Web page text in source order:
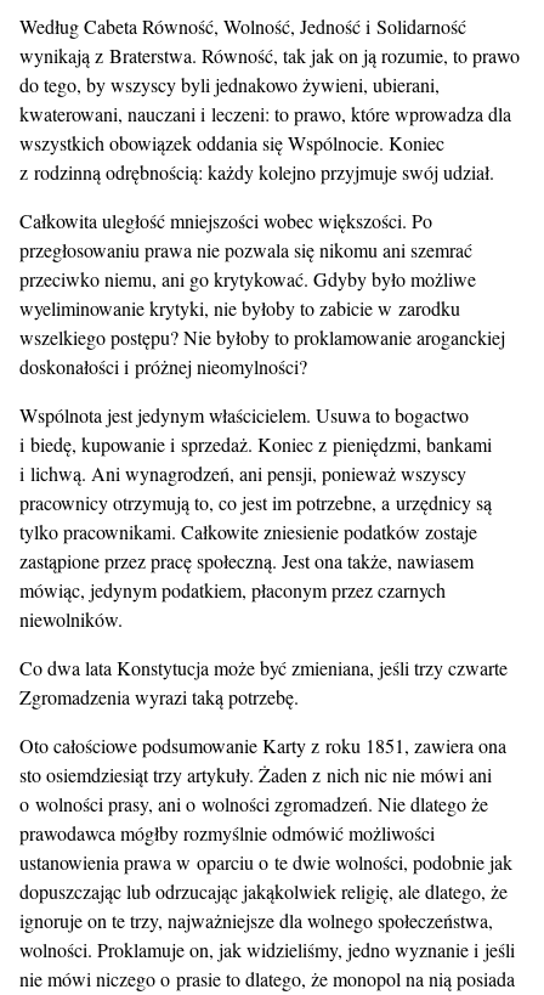
Według Cabeta Równość, Wolność, Jedność i Solidarność
wynikają z Braterstwa. Równość, tak jak on ją rozumie, to prawo
do tego, by wszyscy byli jednakowo żywieni, ubierani,
kwaterowani, nauczani i leczeni: to prawo, które wprowadza dla
wszystkich obowiązek oddania się Wspólnocie. Koniec
z rodzinną odrębnością: każdy kolejno przyjmuje swój udział.
Całkowita uległość mniejszości wobec większości. Po
przegłosowaniu prawa nie pozwala się nikomu ani szemrać
przeciwko niemu, ani go krytykować. Gdyby było możliwe
wyeliminowanie krytyki, nie byłoby to zabicie w zarodku
wszelkiego postępu? Nie byłoby to proklamowanie aroganckiej
doskonałości i próżnej nieomylności?
Wspólnota jest jedynym właścicielem. Usuwa to bogactwo
i biedę, kupowanie i sprzedaż. Koniec z pieniędzmi, bankami
i lichwą. Ani wynagrodzeń, ani pensji, ponieważ wszyscy
pracownicy otrzymują to, co jest im potrzebne, a urzędnicy są
tylko pracownikami. Całkowite zniesienie podatków zostaje
zastąpione przez pracę społeczną. Jest ona także, nawiasem
mówiąc, jedynym podatkiem, płaconym przez czarnych
niewolników.
Co dwa lata Konstytucja może być zmieniana, jeśli trzy czwarte
Zgromadzenia wyrazi taką potrzebę.
Oto całościowe podsumowanie Karty z roku 1851, zawiera ona
sto osiemdziesiąt trzy artykuły. Żaden z nich nic nie mówi ani
o wolności prasy, ani o wolności zgromadzeń. Nie dlatego że
prawodawca mógłby rozmyślnie odmówić możliwości
ustanowienia prawa w oparciu o te dwie wolności, podobnie jak
dopuszczając lub odrzucając jakąkolwiek religię, ale dlatego, że
ignoruje on te trzy, najważniejsze dla wolnego społeczeństwa,
wolności. Proklamuje on, jak widzieliśmy, jedno wyznanie i jeśli
nie mówi niczego o prasie to dlatego, że monopol na nią posiada